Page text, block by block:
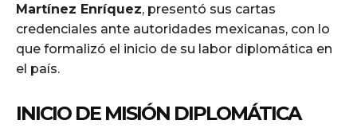
Martínez Enríquez, presentó sus cartas
credenciales ante autoridades mexicanas, con lo
que formalizó el inicio de su labor diplomática en
el país.
INICIO DE MISIÓN DIPLOMÁTICA